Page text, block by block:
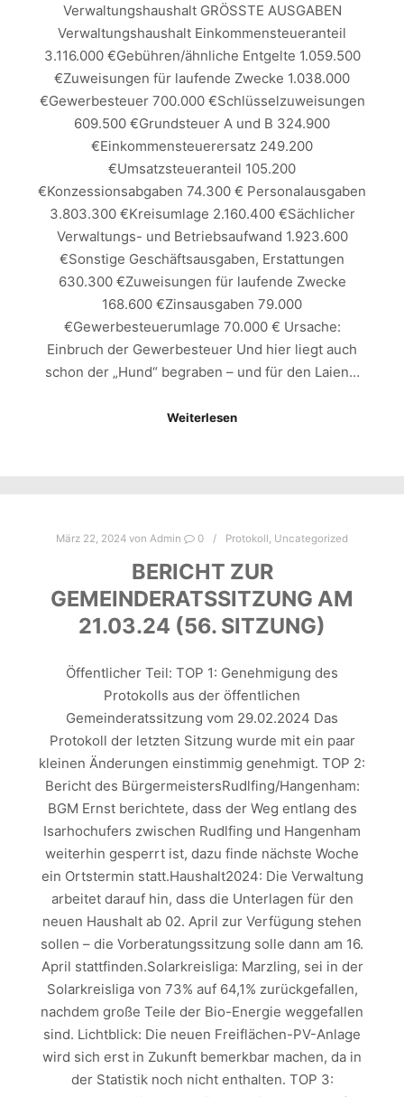
Verwaltungshaushalt GRÖSSTE AUSGABEN
Verwaltungshaushalt Einkommensteueranteil
3.116.000 €Gebühren/ähnliche Entgelte 1.059.500
€Zuweisungen für laufende Zwecke 1.038.000
€Gewerbesteuer 700.000 €Schlüsselzuweisungen
609.500 €Grundsteuer A und B 324.900
€Einkommensteuerersatz 249.200
€Umsatzsteueranteil 105.200
€Konzessionsabgaben 74.300 € Personalausgaben
3.803.300 €Kreisumlage 2.160.400 €Sächlicher
Verwaltungs- und Betriebsaufwand 1.923.600
€Sonstige Geschäftsausgaben, Erstattungen
630.300 €Zuweisungen für laufende Zwecke
168.600 €Zinsausgaben 79.000
€Gewerbesteuerumlage 70.000 € Ursache:
Einbruch der Gewerbesteuer Und hier liegt auch
schon der „Hund“ begraben – und für den Laien…
Weiterlesen
März 22, 2024 von Admin 0 Protokoll, Uncategorized
BERICHT ZUR
GEMEINDERATSSITZUNG AM
21.03.24 (56. SITZUNG)
Öffentlicher Teil: TOP 1: Genehmigung des
Protokolls aus der öffentlichen
Gemeinderatssitzung vom 29.02.2024 Das
Protokoll der letzten Sitzung wurde mit ein paar
kleinen Änderungen einstimmig genehmigt. TOP 2:
Bericht des BürgermeistersRudlfing/Hangenham:
BGM Ernst berichtete, dass der Weg entlang des
Isarhochufers zwischen Rudlfing und Hangenham
weiterhin gesperrt ist, dazu finde nächste Woche
ein Ortstermin statt.Haushalt2024: Die Verwaltung
arbeitet darauf hin, dass die Unterlagen für den
neuen Haushalt ab 02. April zur Verfügung stehen
sollen – die Vorberatungssitzung solle dann am 16.
April stattfinden.Solarkreisliga: Marzling, sei in der
Solarkreisliga von 73% auf 64,1% zurückgefallen,
nachdem große Teile der Bio-Energie weggefallen
sind. Lichtblick: Die neuen Freiflächen-PV-Anlage
wird sich erst in Zukunft bemerkbar machen, da in
der Statistik noch nicht enthalten. TOP 3: